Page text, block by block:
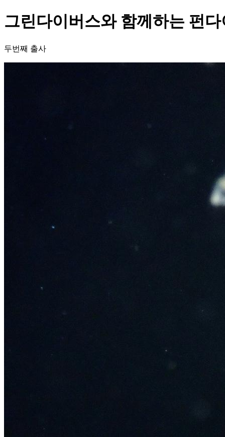
그린다이버스와 함께하는 펀
두번째 출사